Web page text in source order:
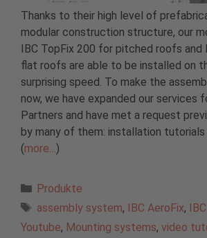
Thanks to their high level of
modular construction structure, our
IBC TopFix 200 for pitched roofs and
flat roofs are able to be installed on
surprising speed. To make the
now, we have expanded our services
Partners and have met a request
by many of them: installation
(more…)
Kategorien
Produkte
Schlagwörter
assembly system, IBC AeroFix,
Youtube, Mounting systems, video